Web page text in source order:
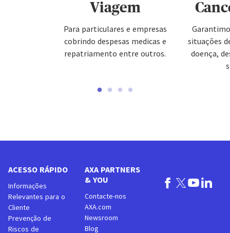
Viagem
Para particulares e empresas
cobrindo despesas medicas e
repatriamento entre outros.
situações
doença,
ACESSO RÁPIDO
Informações
Relevantes para o
Cliente
Prevenção de
Riscos de
AXA PARTNERS
& YOU
Contacte-nos
AXA.com
Newsroom
Blog